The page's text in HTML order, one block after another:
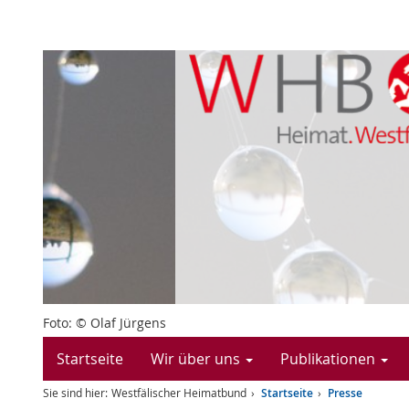
Foto: © Olaf Jürgens
Startseite Wir über uns Publikationen
Sie sind hier: Westfälischer Heimatbund Startseite Presse